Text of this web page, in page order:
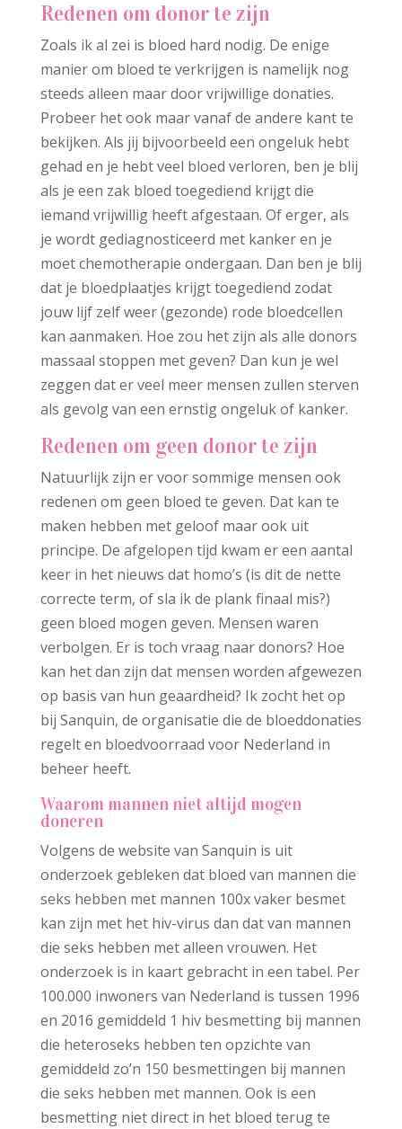
Redenen om donor te zijn
Zoals ik al zei is bloed hard nodig. De enige
manier om bloed te verkrijgen is namelijk nog
steeds alleen maar door vrijwillige donaties.
Probeer het ook maar vanaf de andere kant te
bekijken. Als jij bijvoorbeeld een ongeluk hebt
gehad en je hebt veel bloed verloren, ben je blij
als je een zak bloed toegediend krijgt die
iemand vrijwillig heeft afgestaan. Of erger, als
je wordt gediagnosticeerd met kanker en je
moet chemotherapie ondergaan. Dan ben je blij
dat je bloedplaatjes krijgt toegediend zodat
jouw lijf zelf weer (gezonde) rode bloedcellen
kan aanmaken. Hoe zou het zijn als alle donors
massaal stoppen met geven? Dan kun je wel
zeggen dat er veel meer mensen zullen sterven
als gevolg van een ernstig ongeluk of kanker.
Redenen om geen donor te zijn
Natuurlijk zijn er voor sommige mensen ook
redenen om geen bloed te geven. Dat kan te
maken hebben met geloof maar ook uit
principe. De afgelopen tijd kwam er een aantal
keer in het nieuws dat homo’s (is dit de nette
correcte term, of sla ik de plank finaal mis?)
geen bloed mogen geven. Mensen waren
verbolgen. Er is toch vraag naar donors? Hoe
kan het dan zijn dat mensen worden afgewezen
op basis van hun geaardheid? Ik zocht het op
bij Sanquin, de organisatie die de bloeddonaties
regelt en bloedvoorraad voor Nederland in
beheer heeft.
Waarom mannen niet altijd mogen
doneren
Volgens de website van Sanquin is uit
onderzoek gebleken dat bloed van mannen die
seks hebben met mannen 100x vaker besmet
kan zijn met het hiv-virus dan dat van mannen
die seks hebben met alleen vrouwen. Het
onderzoek is in kaart gebracht in een tabel. Per
100.000 inwoners van Nederland is tussen 1996
en 2016 gemiddeld 1 hiv besmetting bij mannen
die heteroseks hebben ten opzichte van
gemiddeld zo’n 150 besmettingen bij mannen
die seks hebben met mannen. Ook is een
besmetting niet direct in het bloed terug te